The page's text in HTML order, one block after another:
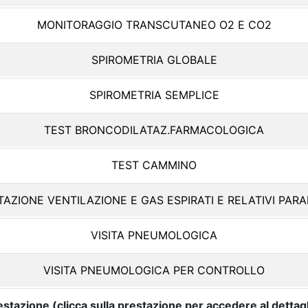
MONITORAGGIO TRANSCUTANEO O2 E CO2
SPIROMETRIA GLOBALE
SPIROMETRIA SEMPLICE
TEST BRONCODILATAZ.FARMACOLOGICA
TEST CAMMINO
VENTILAZIONE E GAS ESPIRATI E RELATIVI
VISITA PNEUMOLOGICA
VISITA PNEUMOLOGICA PER CONTROLLO
(clicca sulla prestazione per accedere al